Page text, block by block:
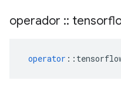
operador ::
operator ::